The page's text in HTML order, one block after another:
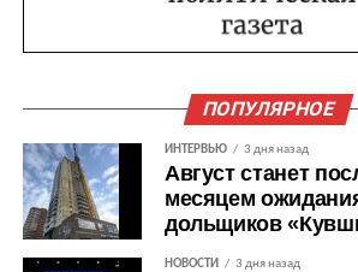
ПОПУЛЯРНОЕ
ИНТЕРВЬЮ 3 дня назад
Август станет
месяцем
дольщиков
НОВОСТИ 3 дня назад